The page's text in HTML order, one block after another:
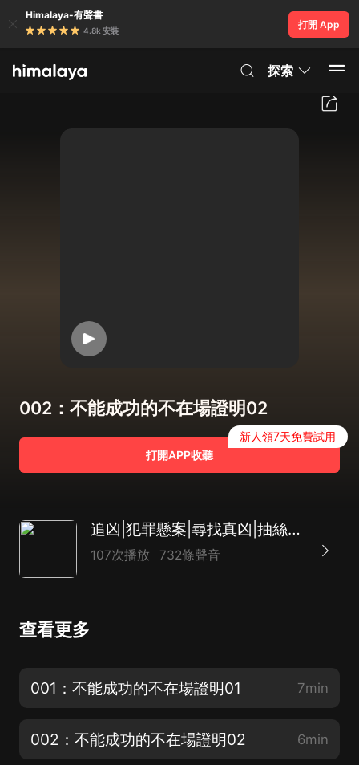
Himalaya-有聲書
4.8k 安裝
打開 App
探索
002：不能成功的不在場證明02
打開APP收聽
新人領7天免費試用
追凶|犯罪懸案|尋找真凶|抽絲剝繭|高智商推理
107次播放 732條聲音
查看更多
001：不能成功的不在場證明01 7min
002：不能成功的不在場證明02 6min